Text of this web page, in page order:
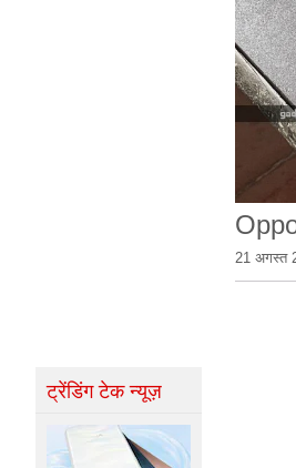
21 अगस्त
ट्रेंडिंग टेक न्यूज़